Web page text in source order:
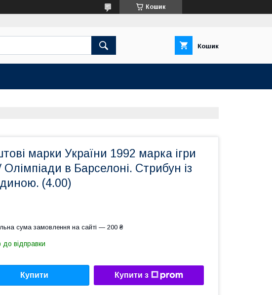
Кошик
Кошик
марки України 1992 марка ігри
Олімпіади в Барселоні. Стрибун із
(4.00)
сума замовлення на сайті — 200 ₴
до відправки
Купити Купити з